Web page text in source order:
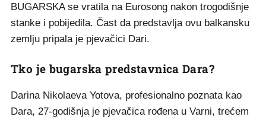
BUGARSKA se vratila na Eurosong nakon trogodišnje
stanke i pobijedila. Čast da predstavlja ovu balkansku
zemlju pripala je pjevačici Dari.
Tko je bugarska predstavnica Dara?
Darina Nikolaeva Yotova, profesionalno poznata kao
Dara, 27-godišnja je pjevačica rođena u Varni, trećem